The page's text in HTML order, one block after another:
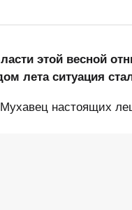
этой весной
лета ситуация
настоящих